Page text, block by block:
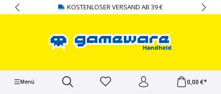
springen KOSTENLOSER VERSAND AB 39 €
Menü 0,00 €*